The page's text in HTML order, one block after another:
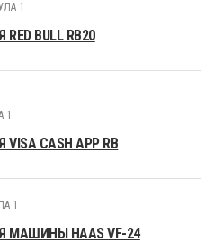
1
BULL RB20
1
CASH APP RB
1
МАШИНЫ HAAS VF-24